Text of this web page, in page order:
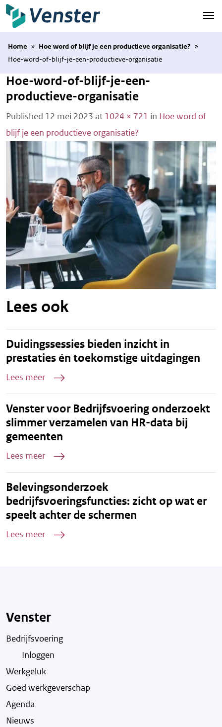
Naar hoofdinhoud
Home » Hoe word of blijf je een productieve organisatie? »
Hoe-word-of-blijf-je-een-productieve-organisatie
Hoe-word-of-blijf-je-een-
productieve-organisatie
Published 12 mei 2023 at 1024 × 721 in Hoe word of
blijf je een productieve organisatie?
Lees ook
Duidingssessies bieden inzicht in
prestaties én toekomstige uitdagingen
Lees meer
Venster voor Bedrijfsvoering onderzoekt
slimmer verzamelen van HR-data bij
gemeenten
Lees meer
Belevingsonderzoek
bedrijfsvoeringsfuncties: zicht op wat er
speelt achter de schermen
Lees meer
Venster
Bedrijfsvoering
Inloggen
Werkgeluk
Goed werkgeverschap
Agenda
Nieuws